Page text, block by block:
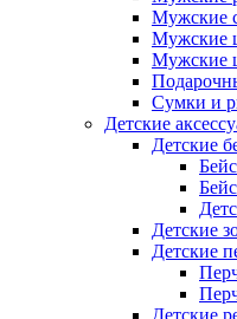
Мужские
Мужские
Мужские
Сумки и
Детские
Детские
Детские
Детские
Детские